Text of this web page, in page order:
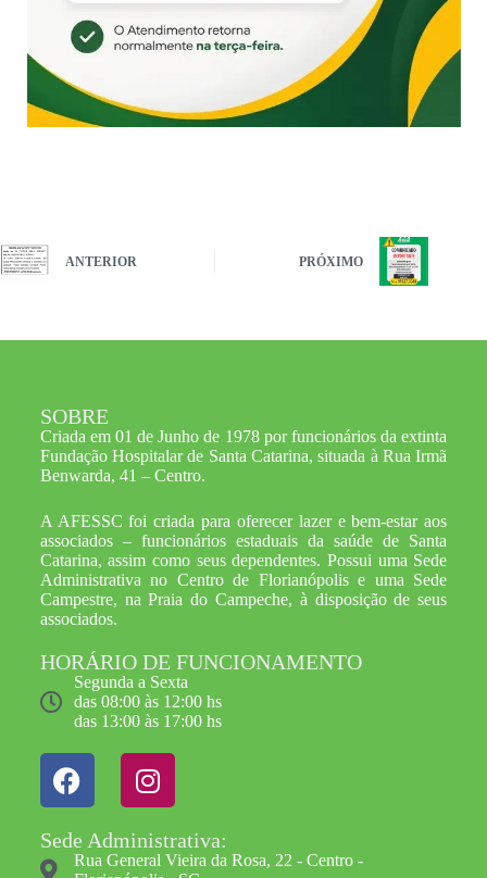
ANTERIOR PRÓXIMO
SOBRE
Criada em 01 de Junho de 1978 por funcionários da extinta
Fundação Hospitalar de Santa Catarina, situada à Rua Irmã
Benwarda, 41 – Centro.
A AFESSC foi criada para oferecer lazer e bem-estar aos
associados – funcionários estaduais da saúde de Santa
Catarina, assim como seus dependentes. Possui uma Sede
Administrativa no Centro de Florianópolis e uma Sede
Campestre, na Praia do Campeche, à disposição de seus
associados.
HORÁRIO DE FUNCIONAMENTO
Segunda a Sexta
das 08:00 às 12:00 hs
das 13:00 às 17:00 hs
Sede Administrativa:
Rua General Vieira da Rosa, 22 - Centro -